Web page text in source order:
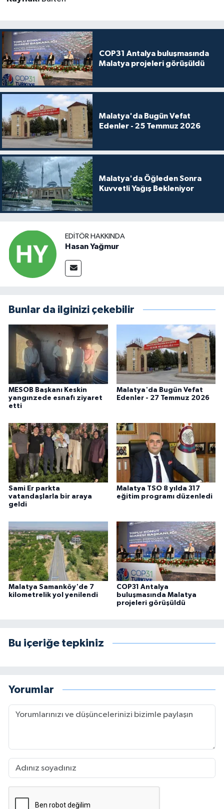
COP31 Antalya buluşmasında
Malatya projeleri görüşüldü
Malatya'da Bugün Vefat
Edenler - 25 Temmuz 2026
Malatya'da Öğleden Sonra
Kuvvetli Yağış Bekleniyor
EDITÖR HAKKINDA
Hasan Yağmur
Bunlar da ilginizi çekebilir
MESOB Başkanı Keskin
yangınzede esnafı ziyaret
etti
Malatya'da Bugün Vefat
Edenler - 27 Temmuz 2026
Sami Er parkta
vatandaşlarla bir araya
geldi
Malatya TSO 8 yılda 317
eğitim programı düzenledi
Malatya Samanköy'de 7
kilometrelik yol yenilendi
COP31 Antalya
buluşmasında Malatya
projeleri görüşüldü
Bu içeriğe tepkiniz
Yorumlar